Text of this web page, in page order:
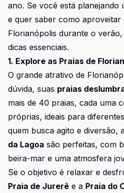
ano. Se você está planejando
e quer saber como
Florianópolis durante o verão,
dicas essenciais.
1. Explore as Praias de
O grande atrativo de
dúvida, suas praias
mais de 40 praias, cada uma
próprias, ideais para
quem busca agito e diversão,
da Lagoa são perfeitas, com
beira-mar e uma atmosfera
Se o objetivo é relaxar e
Praia de Jurerê e a Praia do